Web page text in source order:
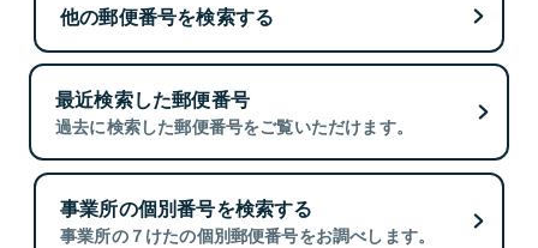
他の郵便番号を検索する
最近検索した郵便番号
過去に検索した郵便番号をご覧いただけます。
事業所の個別番号を検索する
事業所の７けたの個別郵便番号をお調べします。